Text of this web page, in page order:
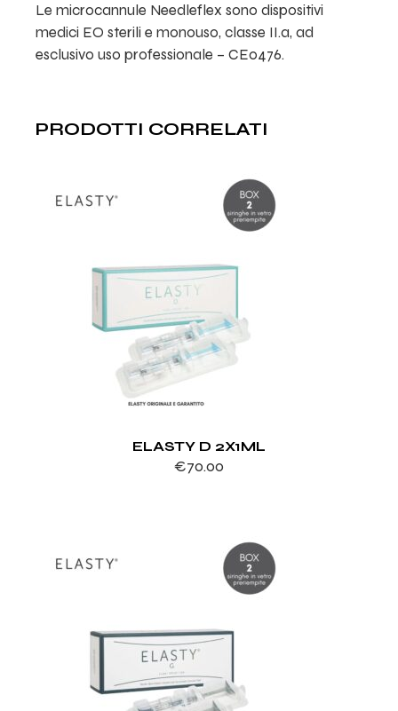
Le microcannule Needleflex sono dispositivi
medici EO sterili e monouso, classe II.a, ad
esclusivo uso professionale – CE0476.
PRODOTTI CORRELATI
ELASTY D 2X1ML
€70.00